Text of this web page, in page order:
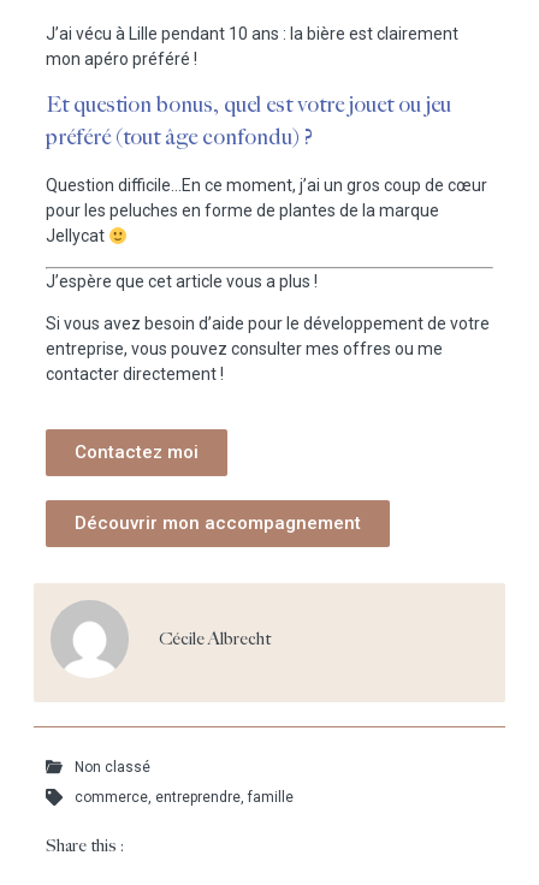
J’ai vécu à Lille pendant 10 ans : la bière est clairement
mon apéro préféré !
Et question bonus, quel est votre jouet ou jeu
préféré (tout âge confondu) ?
Question difficile…En ce moment, j’ai un gros coup de cœur
pour les peluches en forme de plantes de la marque
Jellycat
J’espère que cet article vous a plus !
Si vous avez besoin d’aide pour le développement de votre
entreprise, vous pouvez consulter mes offres ou me
contacter directement !
Contactez moi
Découvrir mon accompagnement
Cécile Albrecht
Non classé
commerce entreprendre ,famille
Share this :